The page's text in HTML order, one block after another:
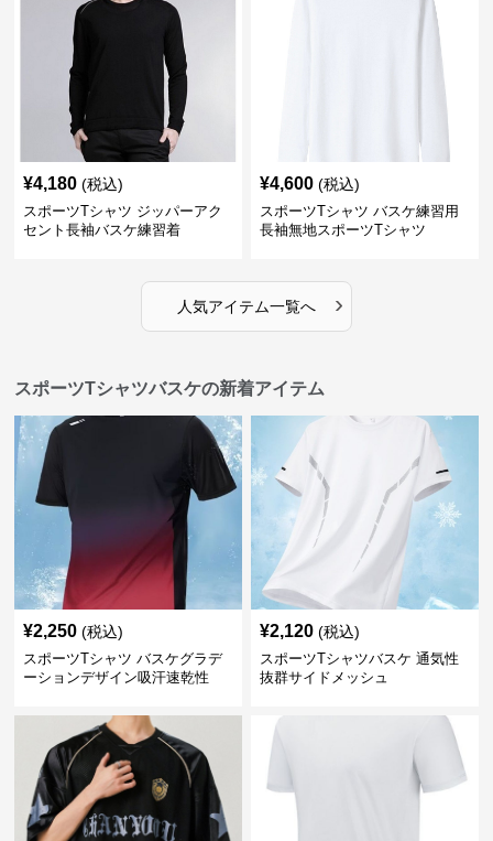
¥4,180 (税込)
スポーツTシャツ ジッパーアク
セント長袖バスケ練習着
¥4,600 (税込)
スポーツTシャツ バスケ練習用
長袖無地スポーツTシャツ
人気アイテム一覧へ ›
スポーツTシャツバスケの新着アイテム
¥2,250 (税込)
スポーツTシャツ バスケグラデ
ーションデザイン吸汗速乾性
¥2,120 (税込)
スポーツTシャツバスケ 通気性
抜群サイドメッシュ